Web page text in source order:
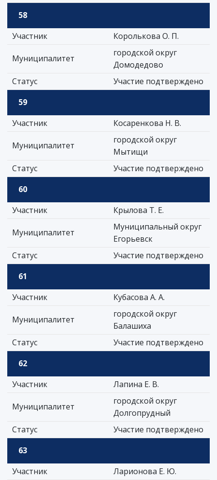
58
Участник
Королькова О. П.
Муниципалитет
городской округ
Домодедово
Статус
Участие подтверждено
59
Участник
Косаренкова Н. В.
Муниципалитет
городской округ
Мытищи
Статус
Участие подтверждено
60
Участник
Крылова Т. Е.
Муниципалитет
Муниципальный округ
Егорьевск
Статус
Участие подтверждено
61
Участник
Кубасова А. А.
Муниципалитет
городской округ
Балашиха
Статус
Участие подтверждено
62
Участник
Лапина Е. В.
Муниципалитет
городской округ
Долгопрудный
Статус
Участие подтверждено
63
Участник
Ларионова Е. Ю.